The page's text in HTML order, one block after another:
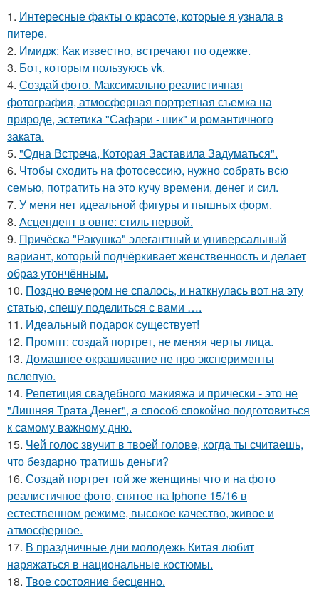
1. Интересные факты о красоте, которые я узнала в
питере.
2. Имидж: Как известно, встречают по одежке.
3. Бот, которым пользуюсь vk.
4. Создай фото. Максимально реалистичная
фотография, атмосферная портретная съемка на
природе, эстетика "Сафари - шик" и романтичного
заката.
5. "Одна Встреча, Которая Заставила Задуматься".
6. Чтобы сходить на фотосессию, нужно собрать всю
семью, потратить на это кучу времени, денег и сил.
7. У меня нет идеальной фигуры и пышных форм.
8. Асцендент в овне: стиль первой.
9. Причёска "Ракушка" элегантный и универсальный
вариант, который подчёркивает женственность и делает
образ утончённым.
10. Поздно вечером не спалось, и наткнулась вот на эту
статью, спешу поделиться с вами ….
11. Идеальный подарок существует!
12. Промпт: создай портрет, не меняя черты лица.
13. Домашнее окрашивание не про эксперименты
вслепую.
14. Репетиция свадебного макияжа и прически - это не
"Лишняя Трата Денег", а способ спокойно подготовиться
к самому важному дню.
15. Чей голос звучит в твоей голове, когда ты считаешь,
что бездарно тратишь деньги?
16. Создай портрет той же женщины что и на фото
реалистичное фото, снятое на Iphone 15/16 в
естественном режиме, высокое качество, живое и
атмосферное.
17. В праздничные дни молодежь Китая любит
наряжаться в национальные костюмы.
18. Твое состояние бесценно.